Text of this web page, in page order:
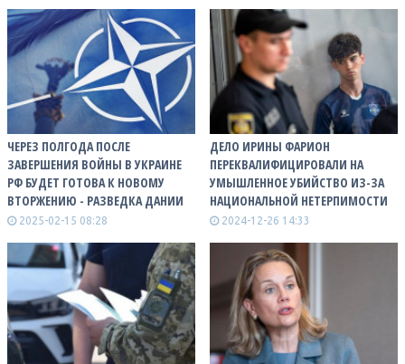
ЧЕРЕЗ ПОЛГОДА ПОСЛЕ
ЗАВЕРШЕНИЯ ВОЙНЫ В УКРАИНЕ
РФ БУДЕТ ГОТОВА К НОВОМУ
ВТОРЖЕНИЮ - РАЗВЕДКА ДАНИИ
2025-02-15 08:28
ДЕЛО ИРИНЫ ФАРИОН
ПЕРЕКВАЛИФИЦИРОВАЛИ НА
УМЫШЛЕННОЕ УБИЙСТВО ИЗ-ЗА
НАЦИОНАЛЬНОЙ НЕТЕРПИМОСТИ
2024-12-26 14:33